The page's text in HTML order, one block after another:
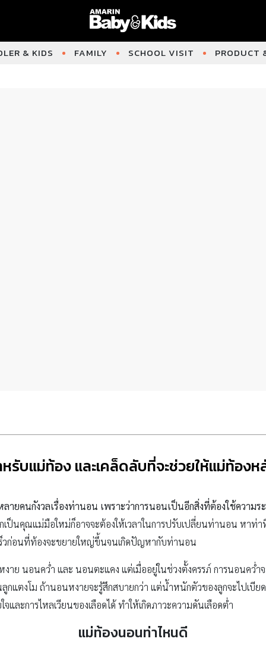
& KIDS FAMILY SCHOOL VISIT PRODUCT
รับแม่ท้อง และเคล็ดลับที่จะช่วยให้แม่ท้อง
ยคนกังวลเรื่องท่านอน เพราะว่าการนอนเป็นอีกสิ่งที่ต้องใช้ความร
เป็นคุณแม่มือใหม่ก็อาจจะต้องให้เวลาในการปรับเปลี่ยนท่านอน หาท่
วก่อนที่ท้องจะขยายใหญ่ขึ้นจนเกิดปัญหากับท่านอน
ย นอนคว่ำ และ นอนตะแคง แต่เมื่ออยู่ในช่วงตั้งครรภ์ การนอนคว่ำจ
แตงโม ถ้านอนหงายจะรู้สึกสบายกว่า แต่น้ำหนักตัวของลูกจะไปเบีย
และการไหลเวียนของเลือดได้ ทำให้เกิดภาวะความดันเลือดต่ำ
แม่ท้องนอนท่าไหนดี